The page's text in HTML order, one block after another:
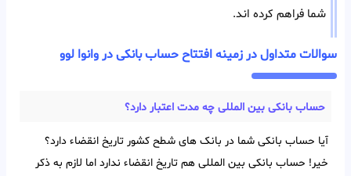
شما فراهم کرده اند.
سوالات متداول در زمینه افتتاح حساب بانکی در وانوا لوو
حساب بانکی بین‌ المللی چه مدت اعتبار دارد؟
آیا حساب بانکی شما در بانک های شطح کشور تاریخ انقضاء دارد؟
خیر! حساب بانکی بین‌ المللی هم تاریخ انقضاء ندارد اما لازم به ذکر